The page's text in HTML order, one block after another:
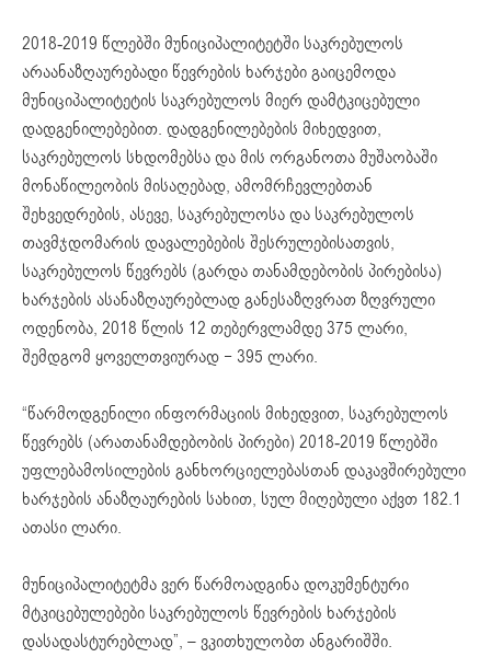
2018-2019 წლებში მუნიციპალიტეტში საკრებულოს
არაანაზღაურებადი წევრების ხარჯები გაიცემოდა
მუნიციპალიტეტის საკრებულოს მიერ დამტკიცებული
დადგენილებებით. დადგენილებების მიხედვით,
საკრებულოს სხდომებსა და მის ორგანოთა მუშაობაში
მონაწილეობის მისაღებად, ამომრჩევლებთან
შეხვედრების, ასევე, საკრებულოსა და საკრებულოს
თავმჯდომარის დავალებების შესრულებისათვის,
საკრებულოს წევრებს (გარდა თანამდებობის პირებისა)
ხარჯების ასანაზღაურებლად განესაზღვრათ ზღვრული
ოდენობა, 2018 წლის 12 თებერვლამდე 375 ლარი,
შემდგომ ყოველთვიურად − 395 ლარი.
“წარმოდგენილი ინფორმაციის მიხედვით, საკრებულოს
წევრებს (არათანამდებობის პირები) 2018-2019 წლებში
უფლებამოსილების განხორციელებასთან დაკავშირებული
ხარჯების ანაზღაურების სახით, სულ მიღებული აქვთ 182.1
ათასი ლარი.
მუნიციპალიტეტმა ვერ წარმოადგინა დოკუმენტური
მტკიცებულებები საკრებულოს წევრების ხარჯების
დასადასტურებლად”, – ვკითხულობთ ანგარიშში.